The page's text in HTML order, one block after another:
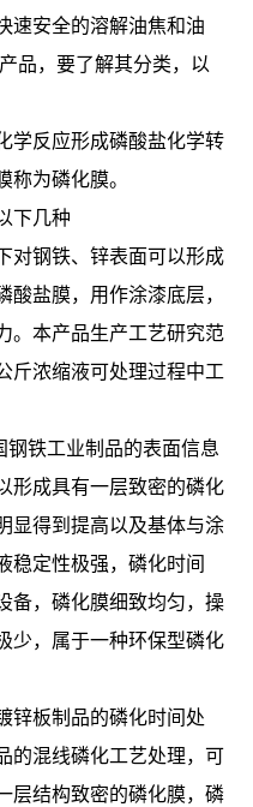
速安全的溶解油焦和油
品，要了解其分类，以
学反应形成磷酸盐化学转
称为磷化膜。
下几种
对钢铁、锌表面可以形成
盐膜，用作涂漆底层，
。本产品生产工艺研究范
斤浓缩液可处理过程中工
钢铁工业制品的表面信息
形成具有一层致密的磷化
显得到提高以及基体与涂
稳定性极强，磷化时间
备，磷化膜细致均匀，操
少，属于一种环保型磷化
锌板制品的磷化时间处
的混线磷化工艺处理，可
层结构致密的磷化膜，磷